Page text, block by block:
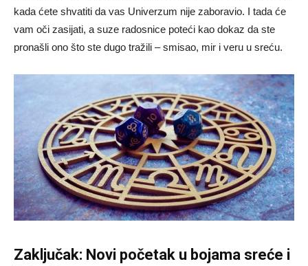
kada ćete shvatiti da vas Univerzum nije zaboravio. I tada će
vam oči zasijati, a suze radosnice poteći kao dokaz da ste
pronašli ono što ste dugo tražili – smisao, mir i veru u sreću.
Zaključak: Novi početak u bojama sreće i